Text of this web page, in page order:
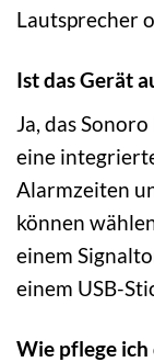
Lautsprecher
Ist das Gerät
Ja, das
eine
Alarmzeiten
können
einem
einem USB-
Wie pflege ich